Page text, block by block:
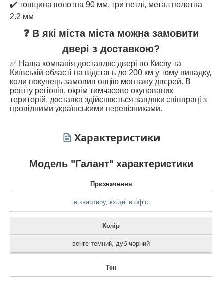
✔️ товщина полотна 90 мм, три петлі, метал полотна
2.2 мм
❓ В які міста міста можна замовити
двері з доставкою?
✅ Наша компанія доставляє двері по Києву та
Київській області на відстань до 200 км у тому випадку,
коли покупець замовив опцію монтажу дверей. В
решту регіонів, окрім тимчасово окупованих
територій, доставка здійснюється завдяки співпраці з
провідними українськими перевізниками.
Характеристики
Модель "Галант" характеристики
Призначення
в квартиру, вхідні в офіс
Колір
венге темний, дуб чорний
Тон